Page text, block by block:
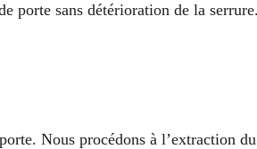
porte sans détérioration de la
Nous procédons à l’extraction